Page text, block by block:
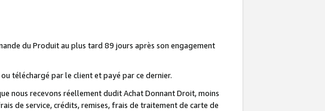
du Produit au plus tard 89 jours après son engagement
téléchargé par le client et payé par ce dernier.
nous recevons réellement dudit Achat Donnant Droit, moins
de service, crédits, remises, frais de traitement de carte de